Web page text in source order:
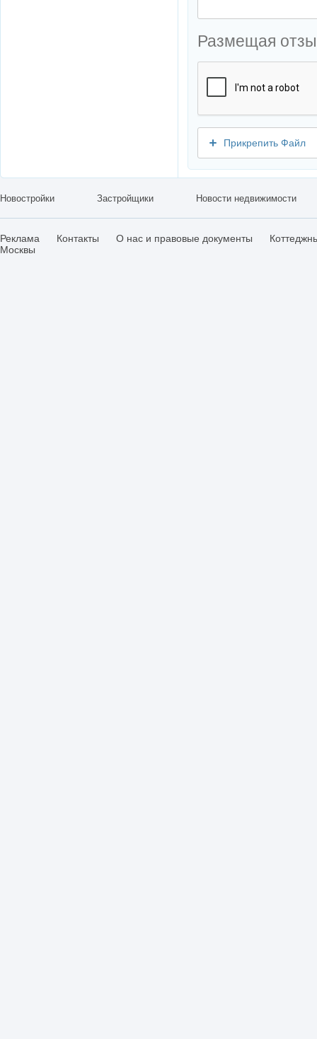
Размещая
Прикрепить Файл
Новостройки Застройщики Новости недвижимости
Реклама Контакты О нас и правовые документы
Москвы